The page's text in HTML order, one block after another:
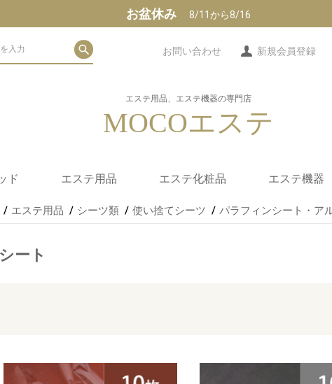
お盆休み 8/11から8/16
お問い合わせ 新規会員登録
エステ用品、エステ機器の専門店
MOCOエステ
ド エステ用品
タオル・シーツ類
使い捨てシーツ
紙パンツ・ブラ・他
エステユニフォーム
フェイシャル用小物
サロンミュージック
カルテ
ホットストーン(玄武
エステ化粧品
人気エステ化粧品(フェ
マッサージオイル/クリ
フェイシャル化粧品
ボディ化粧品
アロマ
食品・インナー
化粧品ブランド
エステ機器
家庭用サウナ
ヒートマット
痩身機器
エステスチー
エステ美顔器
カウンセリン
光エステ
パラフィンワ
拡大鏡/赤外線
タオルウォー
紫外線消毒器
エステワゴン
エステスツー
エステ用品 シーツ類 使い捨てシーツ パラフィンシート・ア
ート